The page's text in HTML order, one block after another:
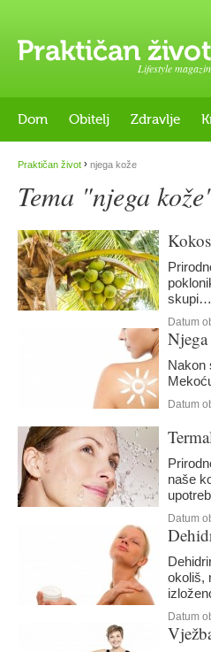
Lifestyle magazin
Dom Obitelj Zdravlje
Praktičan život › njega kože
Tema "njega
skupi…
Datum
Nakon
Datum
naše
Datum
okoliš,
Datum